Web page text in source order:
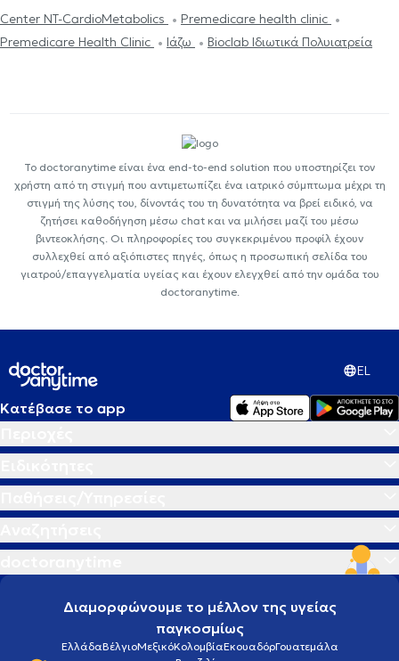
Center NT-CardioMetabolics
Premedicare health clinic
Premedicare Health Clinic
Ιάζω Bioclab Ιδιωτικά Πολυιατρεία
Το doctoranytime είναι ένα end-to-end solution που υποστηρίζει τον
χρήστη από τη στιγμή που αντιμετωπίζει ένα ιατρικό σύμπτωμα μέχρι τη
στιγμή της λύσης του, δίνοντάς του τη δυνατότητα να βρεί ειδικό, να
ζητήσει καθοδήγηση μέσω chat και να μιλήσει μαζί του μέσω
βιντεοκλήσης. Οι πληροφορίες του συγκεκριμένου προφίλ έχουν
συλλεχθεί από αξιόπιστες πηγές, όπως η προσωπική σελίδα του
γιατρού/επαγγελματία υγείας και έχουν ελεγχθεί από την ομάδα του
doctoranytime.
EL
Κατέβασε το app
Διαμορφώνουμε το μέλλον της υγείας
παγκοσμίως
ΕλλάδαΒέλγιοΜεξικόΚολομβίαΕκουαδόρΓουατεμάλα